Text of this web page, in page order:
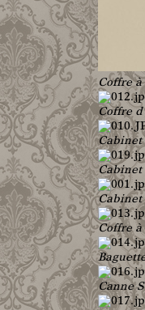
Coffre
Coffre
Cabinet
Cabinet
Cabinet
Coffre à
Canne